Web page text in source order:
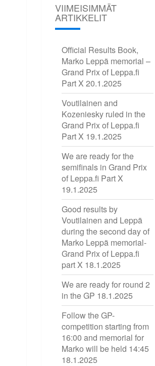
VIIMEISIMMÄT
ARTIKKELIT
Official Results Book,
Marko Leppä memorial –
Grand Prix of Leppa.fi
Part X 20.1.2025
Voutilainen and
Kozeniesky ruled in the
Grand Prix of Leppa.fi
Part X 19.1.2025
We are ready for the
semifinals in Grand Prix
of Leppa.fi Part X
19.1.2025
Good results by
Voutilainen and Leppä
during the second day of
Marko Leppä memorial-
Grand Prix of Leppa.fi
part X 18.1.2025
We are ready for round 2
in the GP 18.1.2025
Follow the GP-
competition starting from
16:00 and memorial for
Marko will be held 14:45
18.1.2025